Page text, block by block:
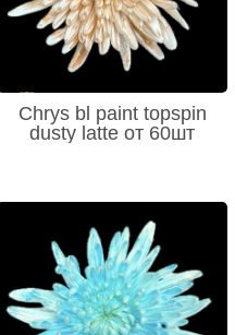
Chrys bl paint topspin
dusty latte от 60шт